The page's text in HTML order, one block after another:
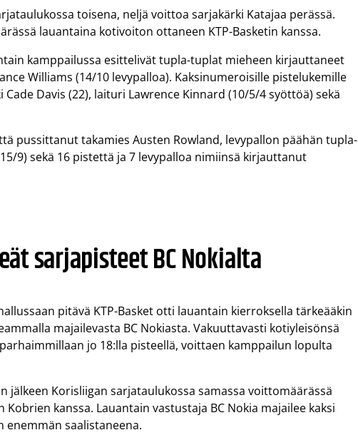
toisena, neljä voittoa sarjakärki Katajaa perässä.
lauantaina kotivoiton ottaneen KTP-Basketin kanssa.
kamppailussa esittelivät tupla-tuplat mieheen kirjauttaneet
Williams (14/10 levypalloa). Kaksinumeroisille pistelukemille
Davis (22), laituri Lawrence Kinnard (10/5/4 syöttöä) sekä
pussittanut takamies Austen Rowland, levypallon päähän tupla-
9) sekä 16 pistettä ja 7 levypalloa nimiinsä kirjauttanut
sarjapisteet BC Nokialta
pitävä KTP-Basket otti lauantain kierroksella tärkeääkin
majailevasta BC Nokiasta. Vakuuttavasti kotiyleisönsä
jo 18:lla pisteellä, voittaen kamppailun lopulta
jälkeen Korisliigan sarjataulukossa samassa voittomäärässä
kanssa. Lauantain vastustaja BC Nokia majailee kaksi
enemmän saalistaneena.